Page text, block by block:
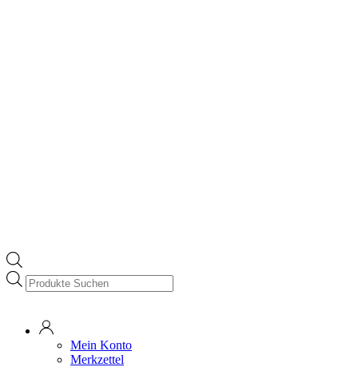
Products
search
Mein Konto
Merkzettel